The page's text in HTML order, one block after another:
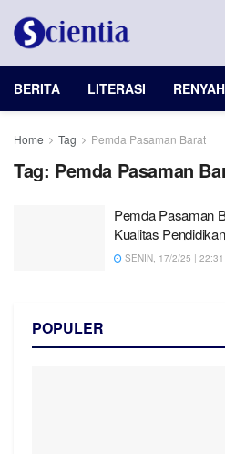
BERITA LITERASI RENYAH
Home Tag Pemda Pasaman Barat
Tag: Pemda Pasaman
Pemda Pasaman
Kualitas
SENIN, 17/2/25 | 22:31
POPULER